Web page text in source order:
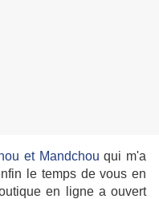
et Mandchou qui m'a
le temps de vous en
en ligne a ouvert